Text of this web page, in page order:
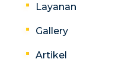
Layanan
Gallery
Artikel